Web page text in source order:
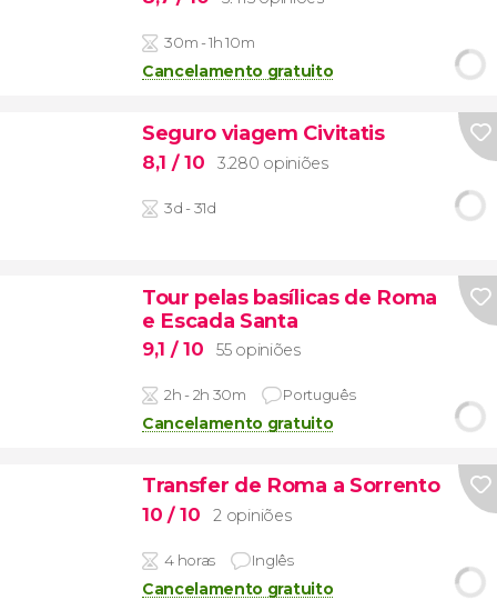
30m - 1h 10m
Cancelamento gratuito
Seguro viagem Civitatis
8,1 / 10 3.280 opiniões
3d - 31d
Tour pelas basílicas de Roma
e Escada Santa
9,1 / 10 55 opiniões
2h - 2h 30m Português
Cancelamento gratuito
Transfer de Roma a Sorrento
10 / 10 2 opiniões
4 horas Inglês
Cancelamento gratuito